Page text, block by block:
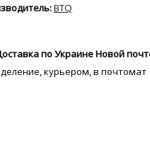
BTQ
по Украине Новой
курьером, в почтомат